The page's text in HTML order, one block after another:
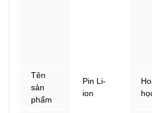
Tên
sản
phẩm
Pin Li-
ion